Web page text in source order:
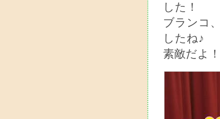
した！
ブランコ
したね♪
素敵だよ！